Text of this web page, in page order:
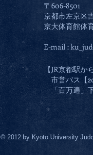
〒606-8501
京都市左京区
京大体育館体
E-mail :
【JR京都駅か
市営バス【
「百万遍」
© 2012 by Kyoto University